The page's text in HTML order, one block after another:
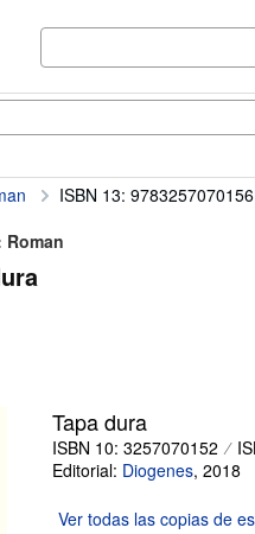
ISBN 13: 9783257070156
Tapa dura
ISBN 10: 3257070152
Editorial: Diogenes, 2018
Ver todas las copias de